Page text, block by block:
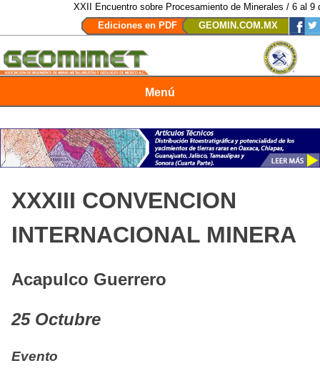
XXII Encuentro sobre Procesamiento de Minerales / 6 al 9
Ediciones en PDF
GEOMIN.COM.MX
Menú
XXXIII CONVENCION
INTERNACIONAL MINERA
Acapulco Guerrero
25 Octubre
Evento